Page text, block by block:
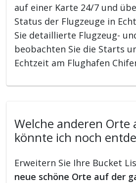
auf einer Karte 24/7 und
Status der Flugzeuge in
Sie detaillierte Flugzeug-
beobachten Sie die Starts
Echtzeit am Flughafen
Welche anderen Orte
könnte ich noch
Erweitern Sie Ihre Bucket
neue schöne Orte auf der